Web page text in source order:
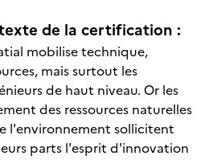
de la certification :
mobilise technique,
mais surtout les
de haut niveau. Or les
des ressources naturelles
l'environnement sollicitent
parts l'esprit d'innovation